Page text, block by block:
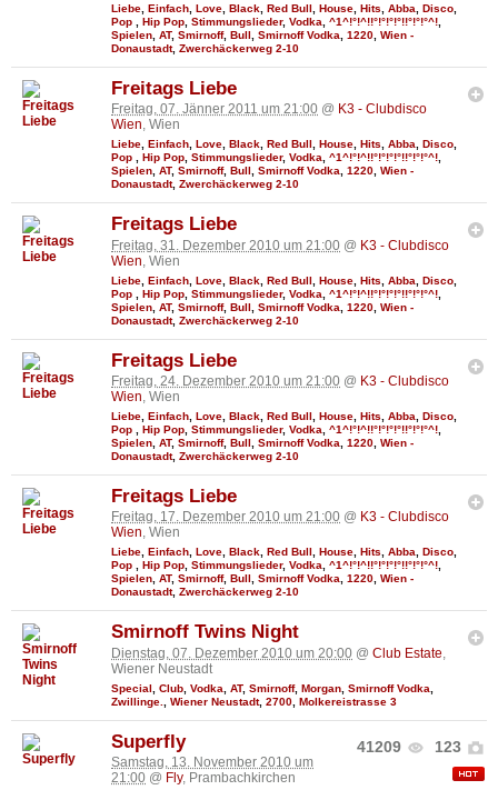
Liebe Einfach Love Black Red Bull House Hits Abba Disco
Pop
Hip Pop Stimmungslieder, Vodka ^1^!°!^!!°!°!°!°!!°!°!°^!
Spielen AT, Smirnoff, Bull Smirnoff Vodka 1220 Wien -
Donaustadt, Zwerchäckerweg 2-10
Freitags Liebe
Freitag, 07. Jänner 2011 um 21:00 @ K3 - Clubdisco
Wien, Wien
Liebe, Einfach, Love, Black, Red Bull, House, Hits, Abba, Disco,
Pop , Hip Pop, Stimmungslieder, Vodka, ^1^!°!^!!°!°!°!°!!°!°!°^!,
Spielen, AT, Smirnoff, Bull, Smirnoff Vodka, 1220, Wien -
Donaustadt, Zwerchäckerweg 2-10
Freitags Liebe
Freitag, 31. Dezember 2010 um 21:00 @ K3 - Clubdisco
Wien , Wien
Liebe Einfach Love Black Red Bull House Hits Abba Disco
Pop
Hip Pop Stimmungslieder, Vodka ^1^!°!^!!°!°!°!°!!°!°!°^!
Spielen AT, Smirnoff, Bull Smirnoff Vodka 1220 Wien -
Donaustadt, Zwerchäckerweg 2-10
Freitags Liebe
Freitag, 24. Dezember 2010 um 21:00 @ K3 - Clubdisco
Wien, Wien
Liebe Einfach Love Black Red Bull House Hits Abba Disco
Pop
Hip Pop Stimmungslieder, Vodka ^1^!°!^!!°!°!°!°!!°!°!°^!
Spielen AT, Smirnoff, Bull Smirnoff Vodka 1220 Wien -
Donaustadt, Zwerchäckerweg 2-10
Freitags Liebe
Freitag, 17. Dezember 2010 um 21:00 @ K3 - Clubdisco
Wien, Wien
Liebe, Einfach, Love, Black, Red Bull , House, Hits, Abba, Disco,
Pop , Hip Pop, Stimmungslieder, Vodka, ^1^!°!^!!°!°!°!°!!°!°!°^!,
Spielen, AT, Smirnoff, Bull , Smirnoff Vodka, 1220, Wien -
Donaustadt, Zwerchäckerweg 2-10
Smirnoff Twins Night
Dienstag, 07. Dezember 2010 um 20:00 @ Club Estate
Wiener Neustadt
Special Club Vodka AT, Smirnoff, Morgan Smirnoff Vodka
Zwillinge.
Wiener Neustadt, 2700 Molkereistrasse 3
41209 123
Superfly
Samstag, 13. November 2010 um
21:00 @ Fly, Prambachkirchen